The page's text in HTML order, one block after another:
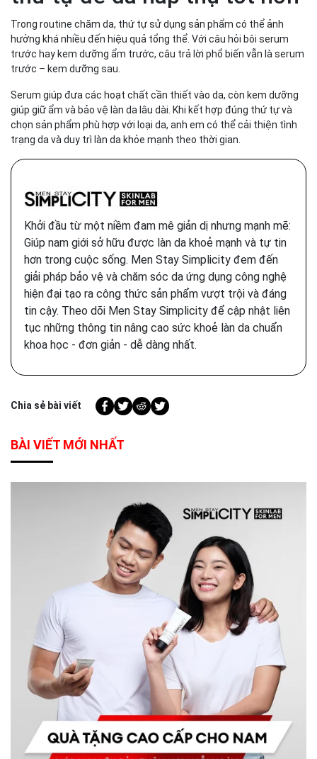
Trong routine chăm da, thứ tự sử dụng sản phẩm có thể ảnh
hưởng khá nhiều đến hiệu quả tổng thể. Với câu hỏi bôi serum
trước hay kem dưỡng ẩm trước, câu trả lời phổ biến vẫn là serum
trước – kem dưỡng sau.
Serum giúp đưa các hoạt chất cần thiết vào da, còn kem dưỡng
giúp giữ ẩm và bảo vệ làn da lâu dài. Khi kết hợp đúng thứ tự và
chọn sản phẩm phù hợp với loại da, anh em có thể cải thiện tình
trạng da và duy trì làn da khỏe mạnh theo thời gian.
Khởi đầu từ một niềm đam mê giản dị nhưng mạnh mẽ:
Giúp nam giới sở hữu được làn da khoẻ mạnh và tự tin
hơn trong cuộc sống. Men Stay Simplicity đem đến
giải pháp bảo vệ và chăm sóc da ứng dụng công nghệ
hiện đại tạo ra công thức sản phẩm vượt trội và đáng
tin cậy. Theo dõi Men Stay Simplicity để cập nhật liên
tục những thông tin nâng cao sức khoẻ làn da chuẩn
khoa học - đơn giản - dễ dàng nhất.
Chia sẻ bài viết
BÀI VIẾT MỚI NHẤT